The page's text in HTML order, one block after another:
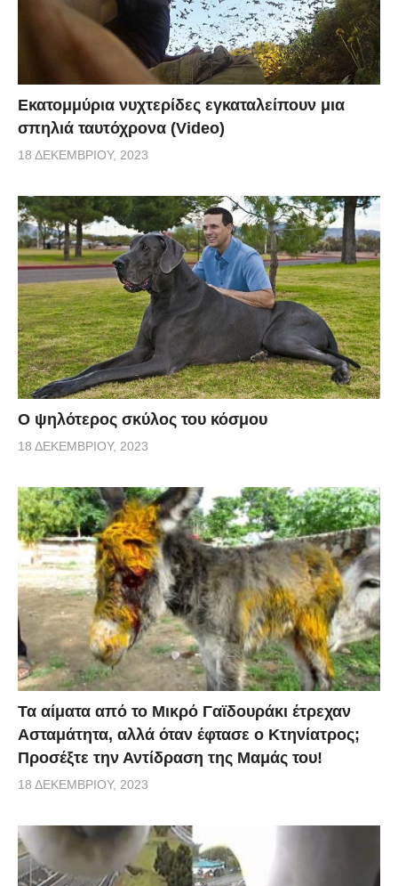
Εκατομμύρια νυχτερίδες εγκαταλείπουν μια
σπηλιά ταυτόχρονα (Video)
18 ΔΕΚΕΜΒΡΊΟΥ, 2023
Ο ψηλότερος σκύλος του κόσμου
18 ΔΕΚΕΜΒΡΊΟΥ, 2023
Τα αίματα από το Μικρό Γαϊδουράκι έτρεχαν
Ασταμάτητα, αλλά όταν έφτασε ο Κτηνίατρος;
Προσέξτε την Αντίδραση της Μαμάς του!
18 ΔΕΚΕΜΒΡΊΟΥ, 2023